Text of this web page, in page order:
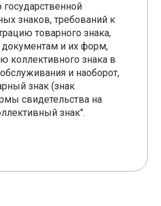
знаков, требований к
товарного знака,
документам и их форм,
коллективного знака в
и наоборот,
знак (знак
свидетельства на
знак".